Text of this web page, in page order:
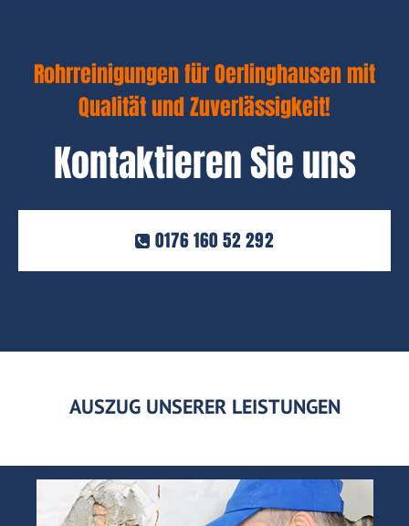
Rohrreinigungen für Oerlinghausen mit
Qualität und Zuverlässigkeit!
Kontaktieren Sie uns
0176 160 52 292
AUSZUG UNSERER LEISTUNGEN